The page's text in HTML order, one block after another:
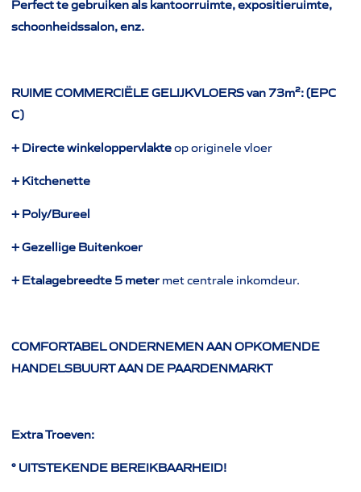
Perfect te gebruiken als kantoorruimte, expositieruimte,
schoonheidssalon, enz.
RUIME COMMERCIËLE GELIJKVLOERS van 73m²: (EPC
C)
+ Directe winkeloppervlakteop originele vloer
+ Kitchenette
+ Poly/Bureel
+ Gezellige Buitenkoer
+ Etalagebreedte 5 meter met centrale inkomdeur.
COMFORTABEL ONDERNEMEN AAN OPKOMENDE
HANDELSBUURT AAN DE PAARDENMARKT
Extra Troeven:
° UITSTEKENDE BEREIKBAARHEID!